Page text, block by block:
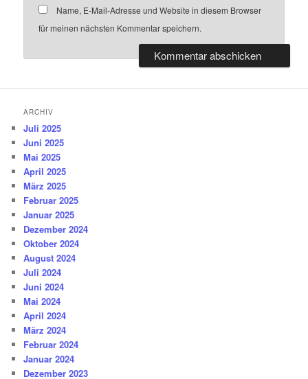
Name, E-Mail-Adresse und Website in diesem Browser
für meinen nächsten Kommentar speichern.
ARCHIV
Juli 2025
Juni 2025
Mai 2025
April 2025
März 2025
Februar 2025
Januar 2025
Dezember 2024
Oktober 2024
August 2024
Juli 2024
Juni 2024
Mai 2024
April 2024
März 2024
Februar 2024
Januar 2024
Dezember 2023